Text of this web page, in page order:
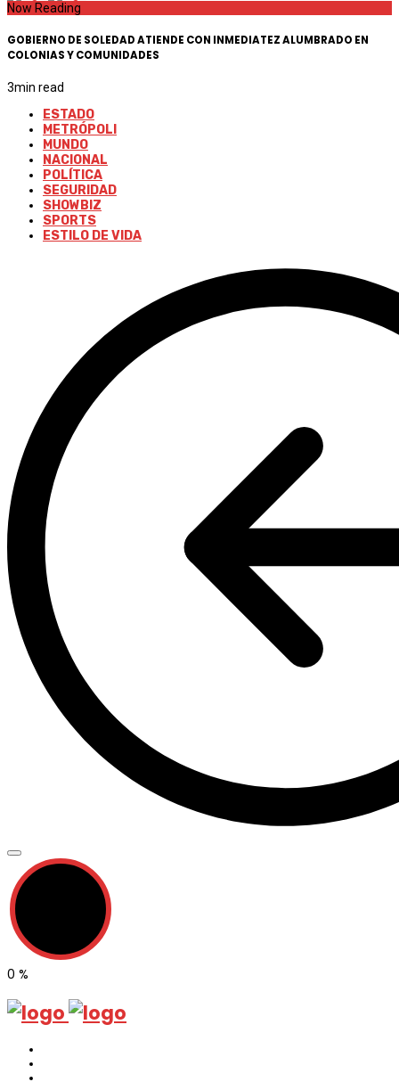
Now Reading
GOBIERNO DE SOLEDAD ATIENDE CON INMEDIATEZ ALUMBRADO EN
COLONIAS Y COMUNIDADES
3min read
ESTADO
METRÓPOLI
MUNDO
NACIONAL
POLÍTICA
SEGURIDAD
SHOWBIZ
SPORTS
ESTILO DE VIDA
0 %